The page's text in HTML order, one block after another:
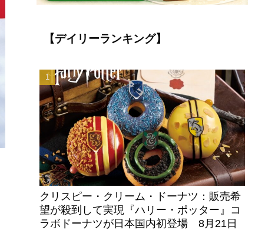
【デイリーランキング】
クリスピー・クリーム・ドーナツ：販売希
望が殺到して実現『ハリー・ポッター』コ
ラボドーナツが日本国内初登場 8月21日